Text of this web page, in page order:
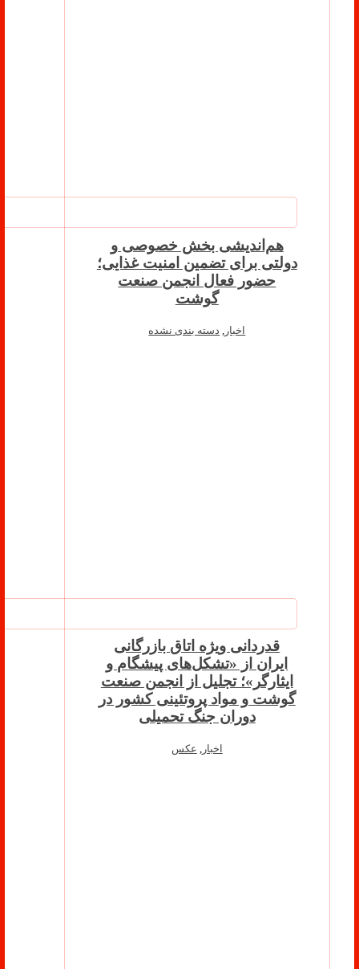
هم‌اندیشی بخش خصوصی و
دولتی برای تضمین امنیت غذایی؛
حضور فعال انجمن صنعت
گوشت
اخبار دسته بندی نشده
قدردانی ویژه اتاق بازرگانی
ایران از «تشکل‌های پیشگام و
ایثارگر»؛ تجلیل از انجمن صنعت
گوشت و مواد پروتئینی کشور در
دوران جنگ تحمیلی
اخبار عکس